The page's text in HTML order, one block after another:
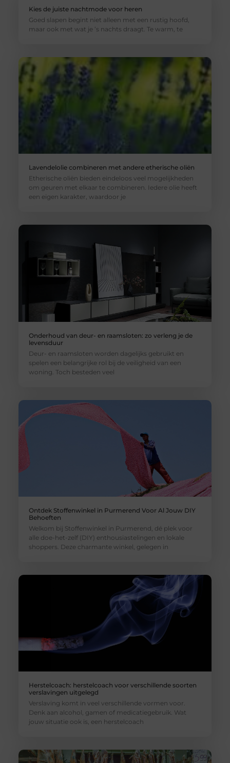
Kies de juiste nachtmode voor heren
Goed slapen begint niet alleen met een rustig hoofd,
maar ook met wat je ’s nachts draagt. Te warm, te
Lavendelolie combineren met andere etherische oliën
Etherische oliën bieden eindeloos veel mogelijkheden
om geuren met elkaar te combineren. Iedere olie heeft
een eigen karakter, waardoor je
Onderhoud van deur- en raamsloten: zo verleng je de
levensduur
Deur- en raamsloten worden dagelijks gebruikt en
spelen een belangrijke rol bij de veiligheid van een
woning. Toch besteden veel
Ontdek Stoffenwinkel in Purmerend Voor Al Jouw DIY
Behoeften
Welkom bij Stoffenwinkel in Purmerend, dé plek voor
alle doe-het-zelf (DIY) enthousiastelingen en lokale
shoppers. Deze charmante winkel, gelegen in
Herstelcoach: herstelcoach voor verschillende soorten
verslavingen uitgelegd
Verslaving komt in veel verschillende vormen voor.
Denk aan alcohol, gamen of medicatiegebruik. Wat
jouw situatie ook is, een herstelcoach